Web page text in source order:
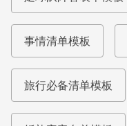
事情清单模板
旅行必备清单模板